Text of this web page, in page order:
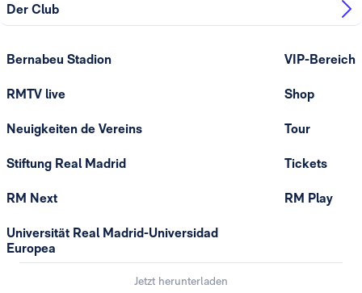
Der Club
Bernabeu Stadion
RMTV live
Neuigkeiten de Vereins
Stiftung Real Madrid
RM Next
Universität Real Madrid-Universidad
Europea
VIP-Bereich
Shop
Tour
Tickets
RM Play
Jetzt herunterladen